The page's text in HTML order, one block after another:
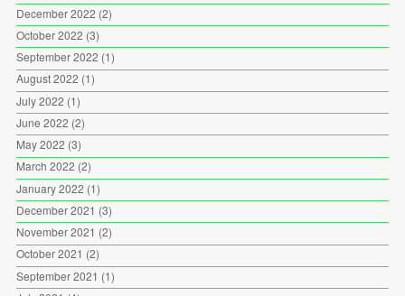
December 2022 (2)
October 2022 (3)
September 2022 (1)
August 2022 (1)
July 2022 (1)
June 2022 (2)
May 2022 (3)
March 2022 (2)
January 2022 (1)
December 2021 (3)
November 2021 (2)
October 2021 (2)
September 2021 (1)